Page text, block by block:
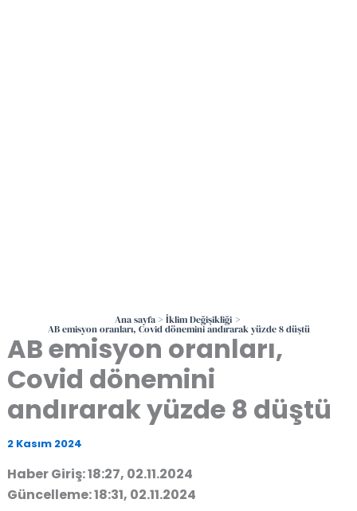
Ana sayfa İklim Değişikliği
AB emisyon oranları, Covid dönemini andırarak yüzde 8 düştü
AB emisyon oranları,
Covid dönemini
andırarak yüzde 8 düştü
2 Kasım 2024
Haber Giriş: 18:27, 02.11.2024
Güncelleme: 18:31, 02.11.2024